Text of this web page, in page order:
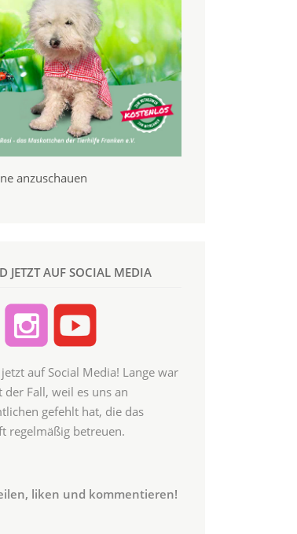
anzuschauen
JETZT AUF SOCIAL MEDIA
auf Social Media! Lange war
der Fall, weil es uns an
gefehlt hat, die das
regelmäßig betreuen.
liken und kommentieren!